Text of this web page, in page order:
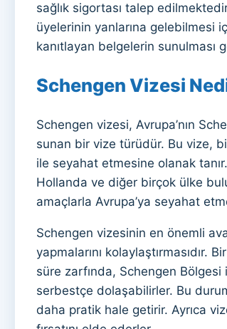
sağlık sigortası talep
üyelerinin yanlarına gelebilmesi
kanıtlayan belgelerin sunulması
Schengen Vizesi
Schengen vizesi, Avrupa’nın
sunan bir vize türüdür. Bu vize,
ile seyahat etmesine olanak
Hollanda ve diğer birçok ülke
amaçlarla Avrupa’ya seyahat
Schengen vizesinin en önemli
yapmalarını
süre zarfında, Schengen
serbestçe dolaşabilirler. Bu
daha pratik hale getirir. Ayrıca